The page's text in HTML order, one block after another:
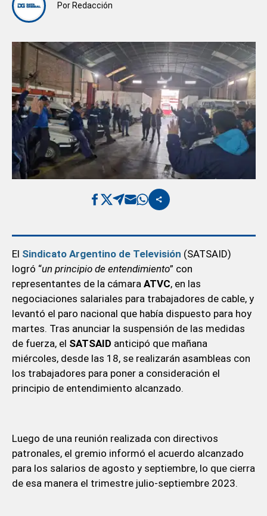
Por Redacción
El Sindicato Argentino de Televisión (SATSAID)
logró “un principio de entendimiento” con
representantes de la cámara ATVC, en las
negociaciones salariales para trabajadores de cable, y
levantó el paro nacional que había dispuesto para hoy
martes. Tras anunciar la suspensión de las medidas
de fuerza, el SATSAID anticipó que mañana
miércoles, desde las 18, se realizarán asambleas con
los trabajadores para poner a consideración el
principio de entendimiento alcanzado.
Luego de una reunión realizada con directivos
patronales, el gremio informó el acuerdo alcanzado
para los salarios de agosto y septiembre, lo que cierra
de esa manera el trimestre julio-septiembre 2023.